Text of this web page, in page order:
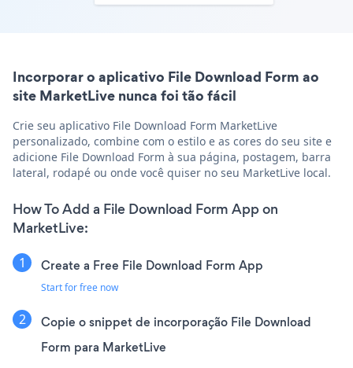
Incorporar o aplicativo File Download Form ao
site MarketLive nunca foi tão fácil
Crie seu aplicativo File Download Form MarketLive
personalizado, combine com o estilo e as cores do seu site e
adicione File Download Form à sua página, postagem, barra
lateral, rodapé ou onde você quiser no seu MarketLive local.
How To Add a File Download Form App on
MarketLive:
Create a Free File Download Form App
Start for free now
Copie o snippet de incorporação File Download
Form para MarketLive